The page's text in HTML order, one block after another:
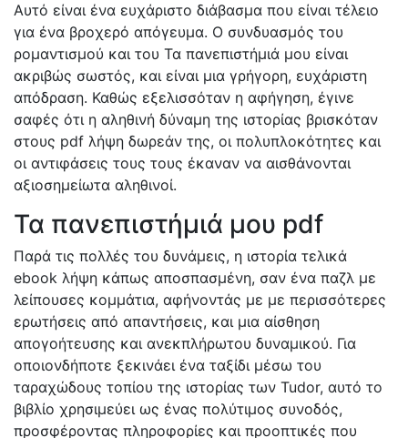
Αυτό είναι ένα ευχάριστο διάβασμα που είναι τέλειο
για ένα βροχερό απόγευμα. Ο συνδυασμός του
ρομαντισμού και του Τα πανεπιστήμιά μου είναι
ακριβώς σωστός, και είναι μια γρήγορη, ευχάριστη
απόδραση. Καθώς εξελισσόταν η αφήγηση, έγινε
σαφές ότι η αληθινή δύναμη της ιστορίας βρισκόταν
στους pdf λήψη δωρεάν της, οι πολυπλοκότητες και
οι αντιφάσεις τους τους έκαναν να αισθάνονται
αξιοσημείωτα αληθινοί.
Τα πανεπιστήμιά μου pdf
Παρά τις πολλές του δυνάμεις, η ιστορία τελικά
ebook λήψη κάπως αποσπασμένη, σαν ένα παζλ με
λείπουσες κομμάτια, αφήνοντάς με με περισσότερες
ερωτήσεις από απαντήσεις, και μια αίσθηση
απογοήτευσης και ανεκπλήρωτου δυναμικού. Για
οποιονδήποτε ξεκινάει ένα ταξίδι μέσω του
ταραχώδους τοπίου της ιστορίας των Tudor, αυτό το
βιβλίο χρησιμεύει ως ένας πολύτιμος συνοδός,
προσφέροντας πληροφορίες και προοπτικές που